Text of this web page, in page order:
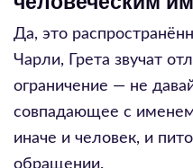
Да, это
Чарли, Грета звучат
ограничение — не
совпадающее с
иначе и человек, и
обращении.